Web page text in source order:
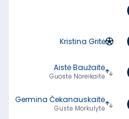
Kristina Gritė
Aistė Baužaitė
Guostė Noreikaitė
Germina Čekanauskaitė
Gustė Morkulytė